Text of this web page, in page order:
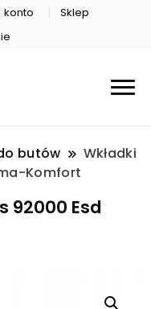
konto
Sklep
butów
Wkładki
Komfort
92000 Esd